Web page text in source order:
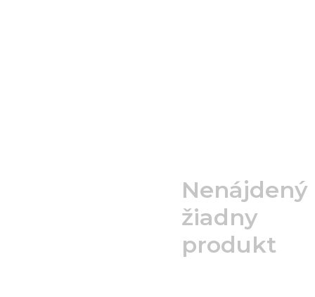
Nenájdený
žiadny
produkt